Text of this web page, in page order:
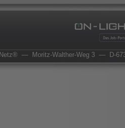
— Moritz-Walther-Weg 3 — D-